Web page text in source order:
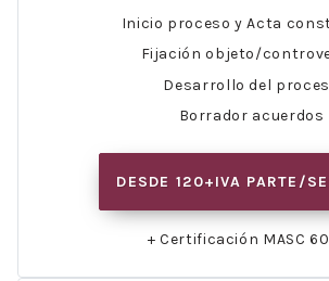
Inicio proceso y Acta
Fijación objeto/
Desarrollo del
Borrador acuerdos
DESDE 120+IVA PARTE/
+ Certificación MASC